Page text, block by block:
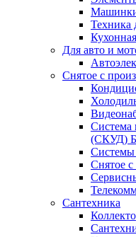
Машинки
Техника
Для авто и
Снятое с
Система
(СКУД)
Системы
Снятое с
Сантехника